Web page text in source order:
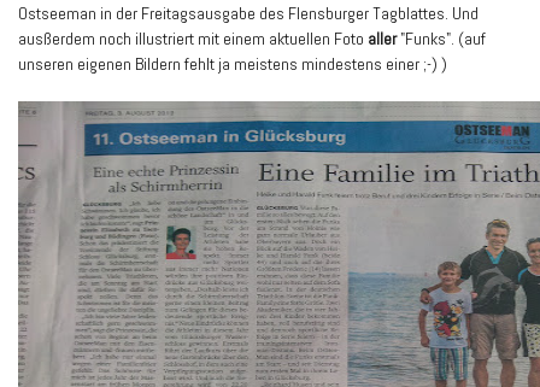
Ostseeman in der Freitagsausgabe des Flensburger Tagblattes. Und
ausßerdem noch illustriert mit einem aktuellen Foto aller"Funks". (auf
unseren eigenen Bildern fehlt ja meistens mindestens einer ;-) )